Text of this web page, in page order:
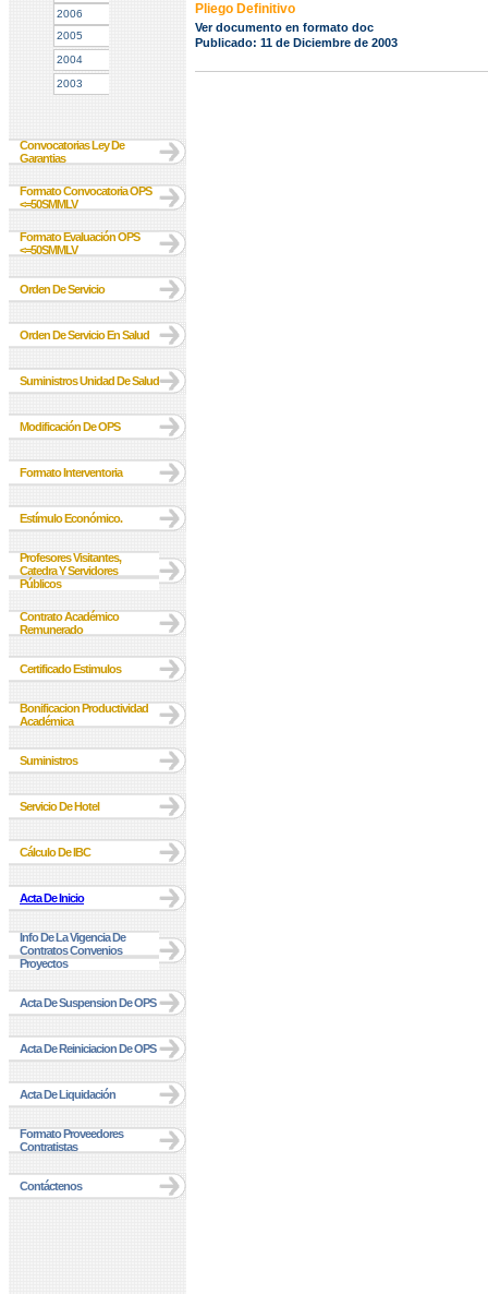
2006
2005
2004
2003
Convocatorias Ley De
Garantias
Formato Convocatoria OPS
<=50SMMLV
Formato Evaluación OPS
<=50SMMLV
Orden De Servicio
Orden De Servicio En Salud
Suministros Unidad De Salud
Modificación De OPS
Formato Interventoria
Estímulo Económico.
Profesores Visitantes,
Catedra Y Servidores
Públicos
Contrato Académico
Remunerado
Certificado Estimulos
Bonificacion Productividad
Académica
Suministros
Servicio De Hotel
Cálculo De IBC
Acta De Inicio
Info De La Vigencia De
Contratos Convenios
Proyectos
Acta De Suspension De OPS
Acta De Reiniciacion De OPS
Acta De Liquidación
Formato Proveedores
Contratistas
Contáctenos
Pliego Definitivo
Ver documento en formato doc
Publicado: 11 de Diciembre de 2003